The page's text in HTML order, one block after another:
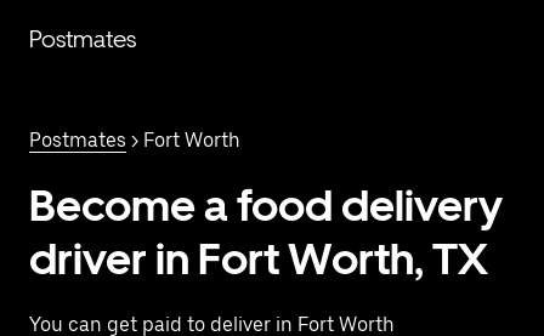
contenido
Postmates
Postmates > Fort Worth
Become a food delivery
driver in Fort Worth, TX
You can get paid to deliver in Fort Worth